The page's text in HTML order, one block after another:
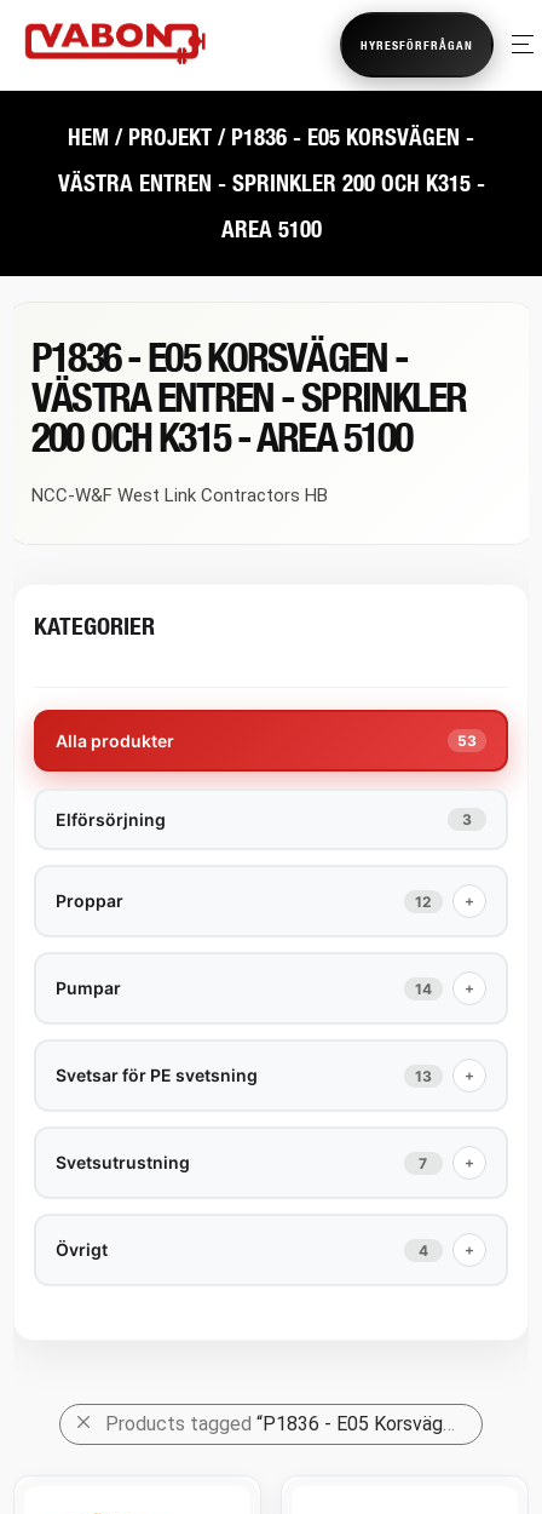
HYRESFÖRFRÅGAN
HEM / PROJEKT / P1836 - E05 KORSVÄGEN -
VÄSTRA ENTREN - SPRINKLER 200 OCH K315 -
AREA 5100
P1836 - E05 KORSVÄGEN -
VÄSTRA ENTREN - SPRINKLER
200 OCH K315 - AREA 5100
NCC-W&F West Link Contractors HB
KATEGORIER
Alla produkter 53
Elförsörjning 3
Proppar 12 +
Pumpar 14 +
Svetsar för PE svetsning 13 +
Svetsutrustning 7 +
Övrigt 4 +
Products tagged “P1836 - E05 Korsvägen - Västra entren - Sprinkler 200 och K315 - Area 5100”